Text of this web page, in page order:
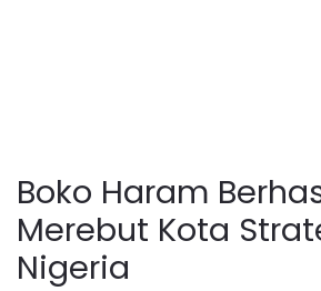
Boko Haram
Merebut Kota
Nigeria